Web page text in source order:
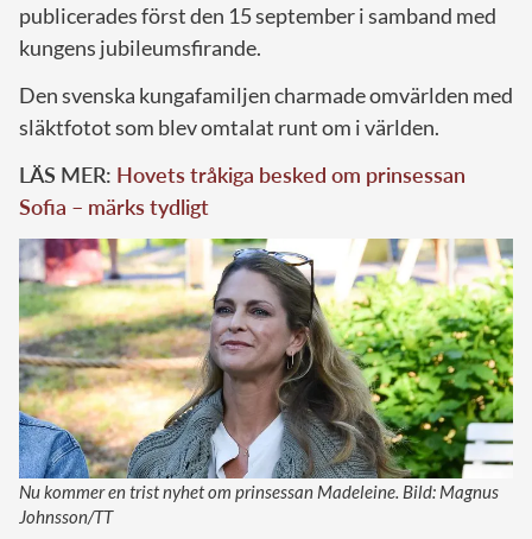
publicerades först den 15 september i samband med
kungens jubileumsfirande.
Den svenska kungafamiljen charmade omvärlden med
släktfotot som blev omtalat runt om i världen.
LÄS MER: Hovets tråkiga besked om prinsessan
Sofia – märks tydligt
Nu kommer en trist nyhet om prinsessan Madeleine. Bild: Magnus
Johnsson/TT